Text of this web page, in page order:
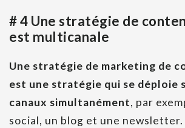
# 4 Une stratégie de
est multicanale
Une stratégie de marketing de
est une stratégie qui se déploie
canaux simultanément, par
social, un blog et une newsletter.